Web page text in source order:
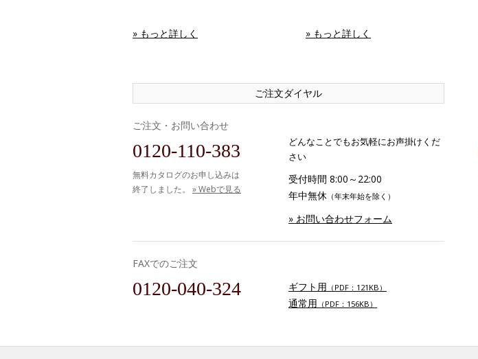
» もっと詳しく » もっと詳しく
ご注文ダイヤル
ご注文・お問い合わせ
0120-110-383
無料カタログのお申し込みは
終了しました。 » Webで見る
どんなことでもお気軽にお声掛けくだ
さい
受付時間 8:00～22:00
年中無休 （年末年始を除く）
» お問い合わせフォーム
FAXでのご注文
0120-040-324 ギフト用 （PDF：121KB）
通常用 （PDF：156KB）